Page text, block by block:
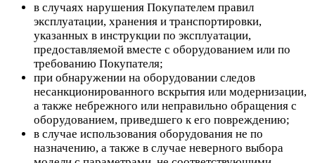
в случаях нарушения Покупателем правил
эксплуатации, хранения и транспортировки,
указанных в инструкции по эксплуатации,
предоставляемой вместе с оборудованием или по
требованию Покупателя;
при обнаружении на оборудовании следов
несанкционированного вскрытия или модернизации,
а также небрежного или неправильно обращения с
оборудованием, приведшего к его повреждению;
в случае использования оборудования не по
назначению, а также в случае неверного выбора